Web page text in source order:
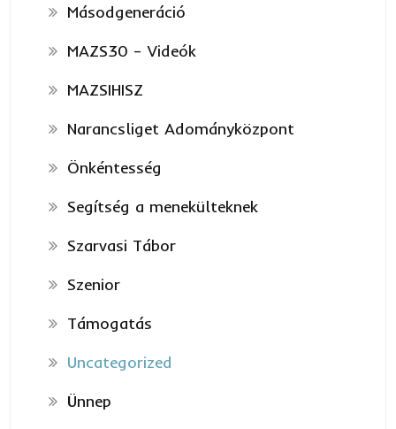
Másodgeneráció
MAZS30 – Videók
MAZSIHISZ
Narancsliget Adományközpont
Önkéntesség
Segítség a menekülteknek
Szarvasi Tábor
Szenior
Támogatás
Uncategorized
Ünnep